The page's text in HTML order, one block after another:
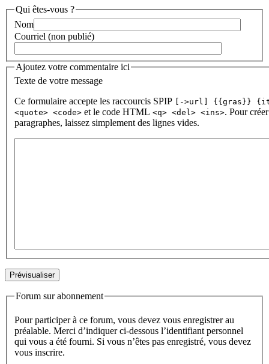
Qui êtes-vous ?
Nom
Courriel (non publié)
Ajoutez votre commentaire ici
Texte de votre message
Ce formulaire accepte les raccourcis SPIP
[->url] {{gras}}
<quote> <code> et le code HTML <q> <del> <ins>. Pour
paragraphes, laissez simplement des lignes vides.
Forum sur abonnement
Pour participer à ce forum, vous devez vous enregistrer au
préalable. Merci d’indiquer ci-dessous l’identifiant personnel
qui vous a été fourni. Si vous n’êtes pas enregistré, vous devez
vous inscrire.